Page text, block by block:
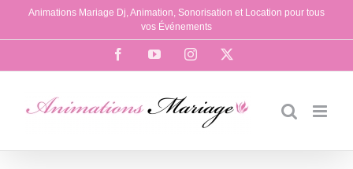
Passer
contenu
Animations Mariage Dj, Animation, Sonorisation et Location pour tous
vos Événements
FacebookYouTubeInstagram